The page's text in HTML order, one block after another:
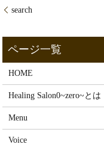
search
HOME
Healing Salon0~zero~とは
Menu
Voice